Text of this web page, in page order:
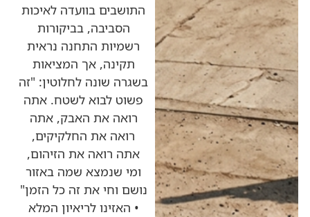
התושבים בוועדה לאיכות
הסביבה, בביקורות
רשמיות התחנה נראית
תקינה, אך המציאות
בשגרה שונה לחלוטין: "זה
פשוט לבוא לשטח. אתה
רואה את האבק, אתה
רואה את החלקיקים,
אתה רואה את הזיהום,
ומי שנמצא שמה באזור
נושם וחי את זה כל הזמן"
• האזינו לריאיון המלא